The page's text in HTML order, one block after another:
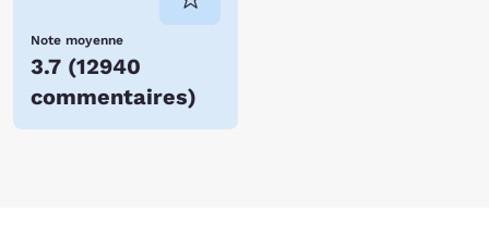
Note moyenne
3.7 (12940
commentaires)